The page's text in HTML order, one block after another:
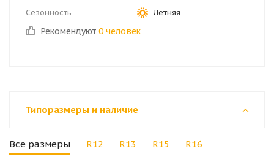
Сезонность Летняя
Рекомендуют 0 человек
Типоразмеры и наличие
Все размеры R12 R13 R15 R16